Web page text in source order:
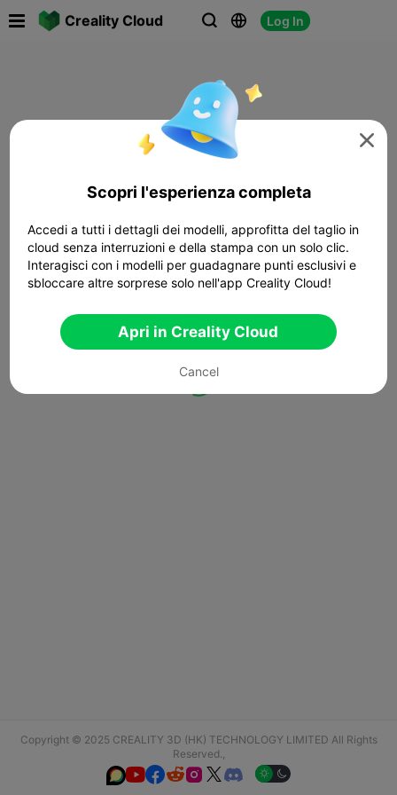
Creality Cloud   Log In
Copyright © 2025 CREALITY 3D (HK) TECHNOLOGY LIMITED All Rights
Reserved.,
  

Scopri l'esperienza completa
Accedi a tutti i dettagli dei modelli, approfitta del taglio in
cloud senza interruzioni e della stampa con un solo clic.
Interagisci con i modelli per guadagnare punti esclusivi e
sbloccare altre sorprese solo nell'app Creality Cloud!
Apri in Creality Cloud
Cancel